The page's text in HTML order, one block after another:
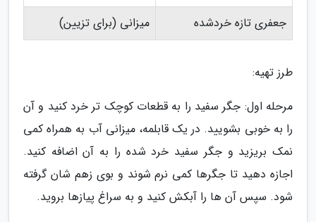
جعفری تازه خردشده
میزانی (برای تزیین)
طرز تهیه:
مرحله اول: جگر سفید را به قطعات کوچک تر خرد کنید و آن
را به خوبی بشویید. در یک قابلمه، میزانی آب به همراه کمی
نمک بریزید و جگر سفید خرد شده را به آن اضافه کنید.
اجازه دهید تا جگرها کمی نرم شوند و بوی زهم شان گرفته
شود. سپس آن ها را آبکش کنید و به سراغ پیازها بروید.